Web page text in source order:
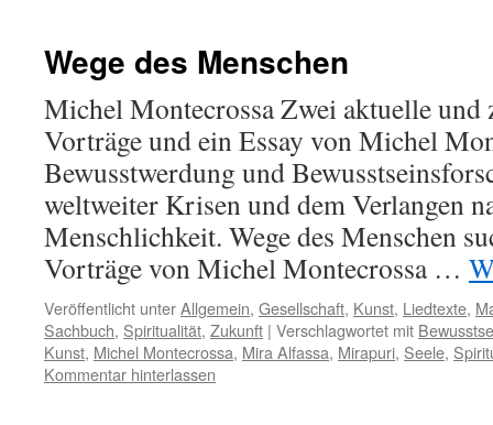
Wege des Menschen
Michel Montecrossa Zwei aktuelle und
Vorträge und ein Essay von Michel
Bewusstwerdung und
weltweiter Krisen und dem Verlangen
Menschlichkeit. Wege des Menschen
Vorträge von Michel ­Montecrossa …
Veröffentlicht unterAllgemein, Gesellschaft, Kunst, Liedtexte,
Sachbuch, Spiritualität, Zukunft | Verschlagwortet mit
Kunst, Michel Montecrossa, Mira Alfassa, Mirapuri, Seele,
Kommentar hinterlassen